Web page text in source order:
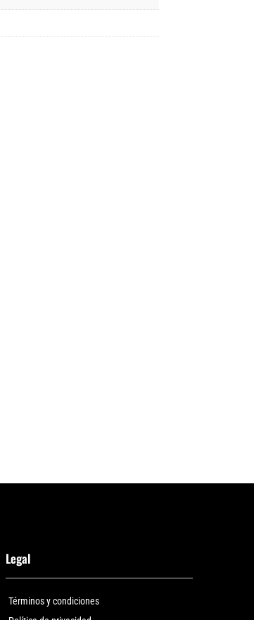
Legal
Términos y condiciones